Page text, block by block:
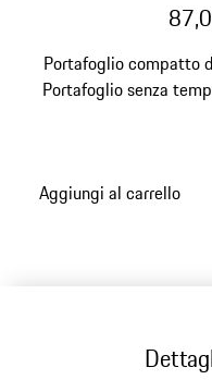
Portafoglio compatto
Portafoglio senza
Aggiungi al carrello